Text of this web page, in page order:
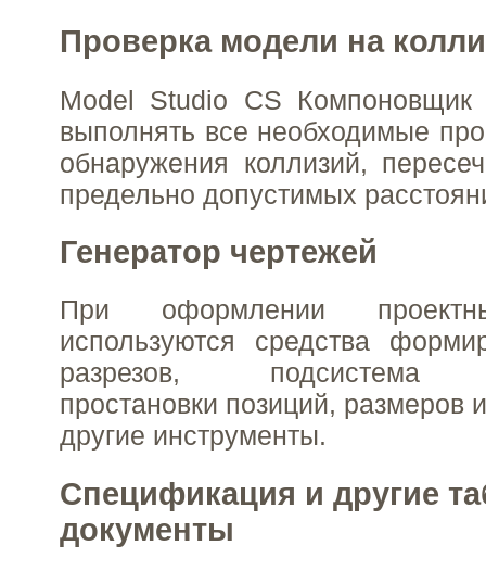
Проверка модели на
Model Studio CS Компоновщик
выполнять все необходимые
обнаружения коллизий,
предельно допустимых
Генератор чертежей
При оформлении
используются средства
разрезов, подсистема
простановки позиций, размеров
другие инструменты.
Спецификация и другие
документы